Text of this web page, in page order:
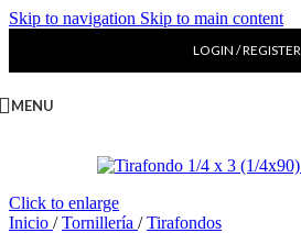
Skip to navigation Skip to main content
LOGIN / REGISTER
MENU
Click to enlarge
Inicio / Tornillería / Tirafondos